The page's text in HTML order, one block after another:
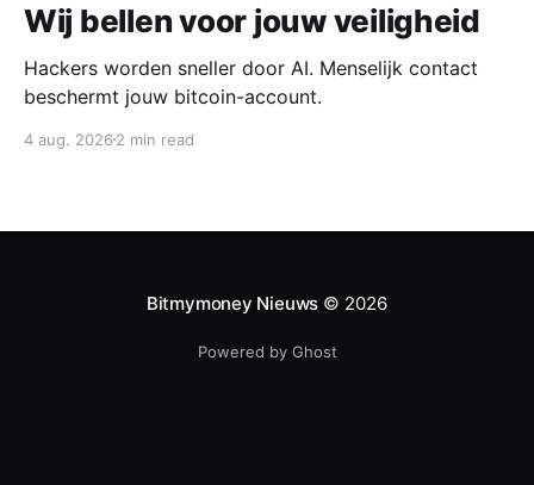
Wij bellen voor jouw veiligheid
Hackers worden sneller door AI. Menselijk contact
beschermt jouw bitcoin-account.
4 aug. 2026 2 min read
Bitmymoney Nieuws © 2026
Powered by Ghost